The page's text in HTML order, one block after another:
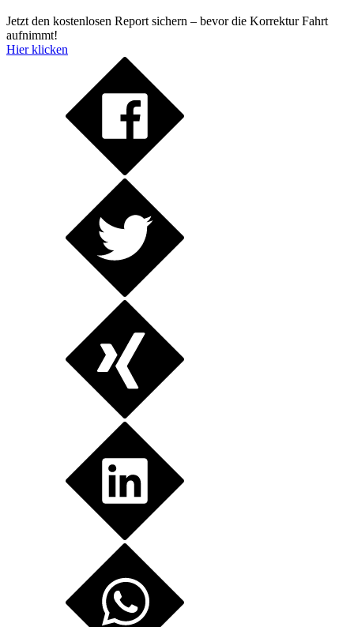
Jetzt den kostenlosen Report sichern – bevor die Korrektur Fahrt
aufnimmt!
Hier klicken